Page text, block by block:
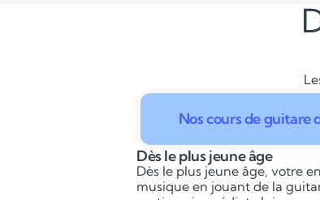
Nos cours de guitare
Dès le plus jeune âge
Dès le plus jeune âge, votre
musique en jouant de la